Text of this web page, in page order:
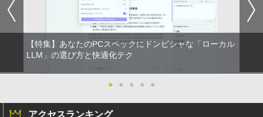
【特集】あなたのPCスペックにドンピシャな「ローカル
LLM」の選び方と快適化テク
● ● ● ● ●
アクセスランキング